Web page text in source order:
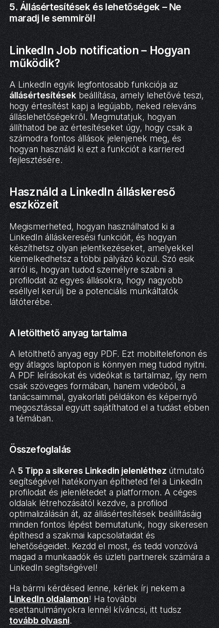
5. Állásértesítések és lehetőségek – Ne
maradj le semmiről!
LinkedIn Job notification – Hogyan
működik?
A LinkedIn egyik legfontosabb funkciója az
állásértesítésekbeállítása, amely lehetővé teszi,
hogy értesítést kapj a legújabb, neked releváns
álláslehetőségekről. Megmutatjuk, hogyan
állíthatod be az értesítéseket úgy, hogy csak a
számodra fontos állások jelenjenek meg, és
hogyan használd ki ezt a funkciót a karriered
fejlesztésére.
Használd a LinkedIn álláskereső
eszközeit
Megismerheted, hogyan használhatod ki a
LinkedIn álláskeresési funkcióit, és hogyan
készíthetsz olyan jelentkezéseket, amelyekkel
kiemelkedhetsz a többi pályázó közül. Szó esik
arról is, hogyan tudod személyre szabni a
profilodat az egyes állásokra, hogy nagyobb
eséllyel kerülj be a potenciális munkáltatók
látóterébe.
A letölthető anyag tartalma
A letölthető anyag egy PDF. Ezt mobiltelefonon és
egy átlagos laptopon is könnyen meg tudod nyitni.
A PDF leírásokat és videókat is tartalmaz, így nem
csak szöveges formában, hanem videóból, a
tanácsaimmal, gyakorlati példákon és képernyő
megosztással együtt sajátíthatod el a tudást ebben
a témában.
Összefoglalás
A 5 Tipp a sikeres Linkedin jelenléthez útmutató
segítségével hatékonyan építheted fel a LinkedIn
profilodat és jelenlétedet a platformon. A céges
oldalak létrehozásától kezdve, a profilod
optimalizálásán át, az állásértesítések beállításáig
minden fontos lépést bemutatunk, hogy sikeresen
építhesd a szakmai kapcsolataidat és
lehetőségeidet. Kezdd el most, és tedd vonzóvá
magad a munkaadók és üzleti partnerek számára a
LinkedIn segítségével!
Ha bármi kérdésed lenne, kérlek írj nekem a
LinkedIn oldalamon! Ha további
esettanulmányokra lennél kíváncsi, itt tudsz
tovább olvasni.